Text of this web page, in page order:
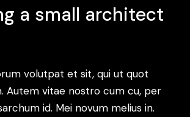
a small architect
volutpat et sit, qui ut quot
Autem vitae nostro cum cu, per
id. Mei novum melius in.